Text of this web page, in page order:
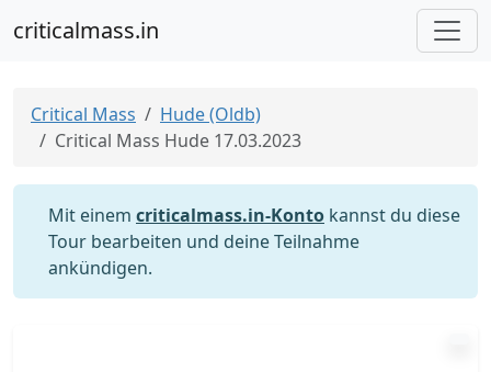
criticalmass.in
Critical Mass
Hude (Oldb)
Critical Mass Hude 17.03.2023
Mit einem criticalmass.in-Konto kannst du diese
Tour bearbeiten und deine Teilnahme
ankündigen.